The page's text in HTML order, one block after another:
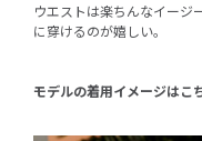
ウエストは楽ちんなイージ
に穿けるのが嬉しい。
モデルの着用イメージはこ